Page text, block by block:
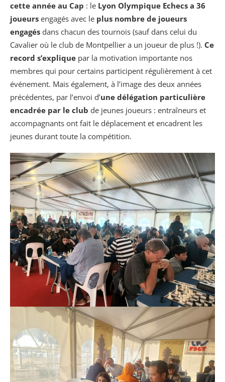
cette année au Cap : le Lyon Olympique Echecs a 36
joueurs engagés avec le plus nombre de joueurs
engagés dans chacun des tournois (sauf dans celui du
Cavalier où le club de Montpellier a un joueur de plus !). Ce
record s’explique par la motivation importante nos
membres qui pour certains participent régulièrement à cet
événement. Mais également, à l’image des deux années
précédentes, par l’envoi d’une délégation particulière
encadrée par le club de jeunes joueurs : entraîneurs et
accompagnants ont fait le déplacement et encadrent les
jeunes durant toute la compétition.